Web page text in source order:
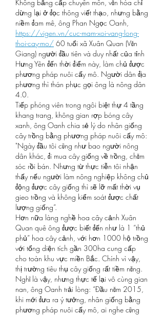
Không bằng cấp chuyên môn, văn hóa chỉ
dừng lại ở đọc thông viết thạo, nhưng bằng
https://vigen.vn/cuc-mam-xoi-vang-long-
thoi-cay-mo/ 60 tuổi xã Xuân Quan (Văn
Giang) người đầu tiên và duy nhất của tỉnh
Hưng Yên đến thời điểm này, làm chủ được
phương pháp nuôi cấy mô. Người dân địa
phương thì thán phục gọi ông là nông dân
4.0.
Tiếp phóng viên trong ngôi biệt thự 4 tầng
khang trang, không gian rợp bóng cây
xanh, ông Oanh chia sẻ lý do nhân giống
cây trồng bằng phương pháp nuôi cấy mô:
"Ngày đầu tôi cũng như bao người nông
dân khác, đi mua cây giống về trồng, chăm
sóc rồi bán. Nhưng từ thực tiễn tôi nhận
thấy nếu người làm nông nghiệp không chủ
động được cây giống thì sẽ lỡ mất thời vụ
gieo trồng và không kiểm soát được chất
lượng giống”.
Hơn nữa làng nghề hoa cây cảnh Xuân
Quan quê ông được biết đến như là 1 “thủ
phủ” hoa cây cảnh, với hơn 1000 hộ trồng
với tổng diện tích gần 300ha cung cấp
cho toàn khu vực miền Bắc. Chính vì vậy,
thị trường tiêu thụ cây giống rất tiềm năng.
Nghĩ là vậy, nhưng thực tế lại vô cùng gian
nan, ông Oanh trải lòng: “Đầu năm 2015,
khi mới đưa ra ý tưởng, nhân giống bằng
phương pháp nuôi cấy mô, ai nghe cũng